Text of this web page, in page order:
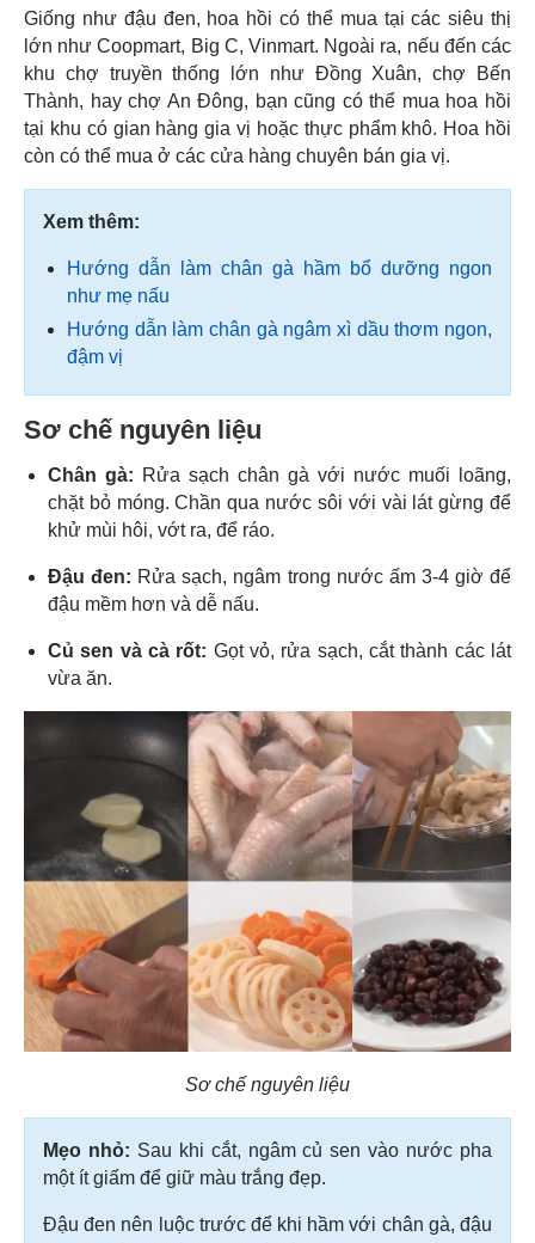
Giống như đậu đen, hoa hồi có thể mua tại các siêu thị
lớn như Coopmart, Big C, Vinmart. Ngoài ra, nếu đến các
khu chợ truyền thống lớn như Đồng Xuân, chợ Bến
Thành, hay chợ An Đông, bạn cũng có thể mua hoa hồi
tại khu có gian hàng gia vị hoặc thực phẩm khô. Hoa hồi
còn có thể mua ở các cửa hàng chuyên bán gia vị.
Xem thêm:
Hướng dẫn làm chân gà hầm bổ dưỡng ngon
như mẹ nấu
Hướng dẫn làm chân gà ngâm xì dầu thơm ngon,
đậm vị
Sơ chế nguyên liệu
Chân gà: Rửa sạch chân gà với nước muối loãng,
chặt bỏ móng. Chần qua nước sôi với vài lát gừng để
khử mùi hôi, vớt ra, để ráo.
Đậu đen: Rửa sạch, ngâm trong nước ấm 3-4 giờ để
đậu mềm hơn và dễ nấu.
Củ sen và cà rốt: Gọt vỏ, rửa sạch, cắt thành các lát
vừa ăn.
Sơ chế nguyên liệu
Mẹo nhỏ: Sau khi cắt, ngâm củ sen vào nước pha
một ít giấm để giữ màu trắng đẹp.
Đậu đen nên luộc trước để khi hầm với chân gà, đậu